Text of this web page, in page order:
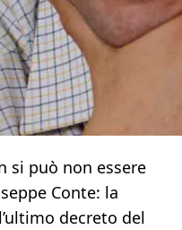
si può non essere
Conte: la
decreto del